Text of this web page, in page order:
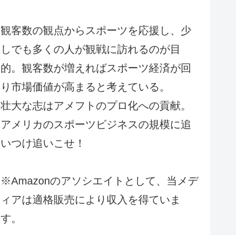
観客数の観点からスポーツを応援し、少
しでも多くの人が観戦に訪れるのが目
的。観客数が増えればスポーツ経済が回
り市場価値が高まると考えている。
壮大な志はアメフトのプロ化への貢献。
アメリカのスポーツビジネスの規模に追
いつけ追いこせ！
※Amazonのアソシエイトとして、当メデ
ィアは適格販売により収入を得ていま
す。